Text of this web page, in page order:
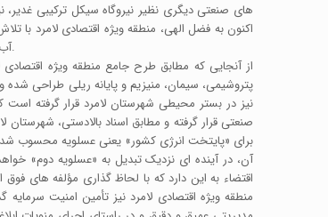
های صنعتی دیگری نظیر نیروگاه سیکل ترکیبی
اکنون به فضل الهی، منطقه ویژه اقتصادی لامرد با
آب، برق، راه، مخابرات، گاز و گمرک تمام شده و به نوعی از دوران ساخت عبور کرده و وارد فاز جدیدی از ساختار رویکردی خود که همان جذب سرمایه‌گذاران می باشد، شده است.
از آنجایی که مطابق طرح جامع منطقه ویژه
پتروشیمی، سیمان، منیزیم و پایانه ریلی طراحی شده
نیز در بستر محیطی شهرستان لامرد قرار گرفته
صنعتی قرار گرفته و مطابق اسناد بالادستی،
برای «پایتخت انرژی کشور» یعنی عسلویه محسوب
آن، در آینده ای نزدیک تبدیل به «عسلویه دوم»
اقتضاء به این دارد که با لحاظ گذاری مؤلفه های
منطقه ویژه اقتصادی لامرد نیز تأمین امنیت